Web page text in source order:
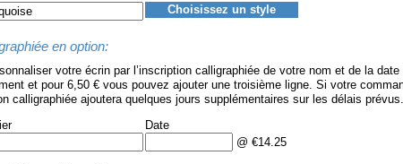
Choisissez un style
en option:
votre écrin par l’inscription calligraphiée de votre nom et de la
et pour 6,50 € vous pouvez ajouter une troisième ligne. Si votre
calligraphiée ajoutera quelques jours supplémentaires sur les délais prévus.
Date
@ €14.25